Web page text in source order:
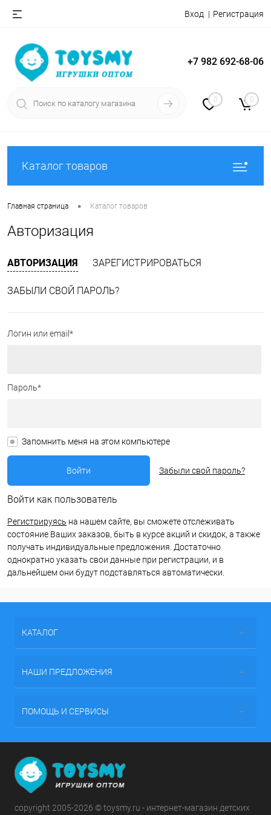
Вход Регистрация
+7 982 692-68-06
0 0
Каталог товаров
Главная страница • Каталог товаров
Авторизация
АВТОРИЗАЦИЯ ЗАРЕГИСТРИРОВАТЬСЯ
ЗАБЫЛИ СВОЙ ПАРОЛЬ?
Логин или email*
Пароль*
Запомнить меня на этом компьютере
Забыли свой пароль?
Войти как пользователь
Регистрируясь на нашем сайте, вы сможете отслеживать
состояние Ваших заказов, быть в курсе акций и скидок, а также
получать индивидуальные предложения. Достаточно
однократно указать свои данные при регистрации, и в
дальнейшем они будут подставляться автоматически.
КАТАЛОГ
НАШИ ПРЕДЛОЖЕНИЯ
ПОМОЩЬ И СЕРВИСЫ
copyright 2005-2026 © toysmy.ru - интернет-магазин детских